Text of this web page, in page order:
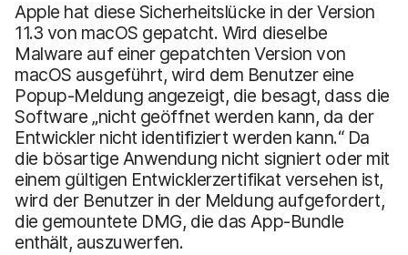
Apple hat diese Sicherheitslücke in der Version
11.3 von macOS gepatcht. Wird dieselbe
Malware auf einer gepatchten Version von
macOS ausgeführt, wird dem Benutzer eine
Popup-Meldung angezeigt, die besagt, dass die
Software „nicht geöffnet werden kann, da der
Entwickler nicht identifiziert werden kann.“ Da
die bösartige Anwendung nicht signiert oder mit
einem gültigen Entwicklerzertifikat versehen ist,
wird der Benutzer in der Meldung aufgefordert,
die gemountete DMG, die das App-Bundle
enthält, auszuwerfen.